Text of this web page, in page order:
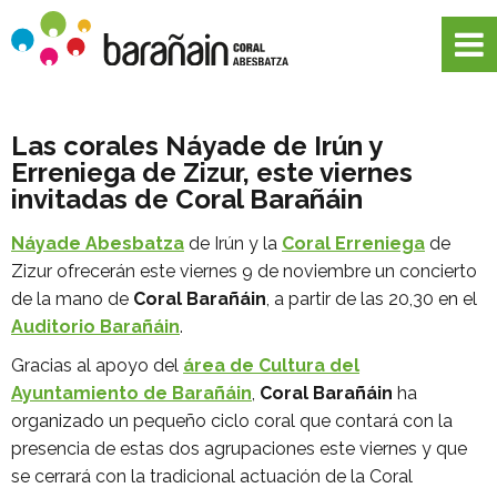
Las corales Náyade de Irún y
Erreniega de Zizur, este viernes
invitadas de Coral Barañáin
Náyade Abesbatza de Irún y la Coral Erreniega de
Zizur ofrecerán este viernes 9 de noviembre un concierto
de la mano de Coral Barañáin, a partir de las 20,30 en el
Auditorio Barañáin.
Gracias al apoyo del área de Cultura del
Ayuntamiento de Barañáin, Coral Barañáin ha
organizado un pequeño ciclo coral que contará con la
presencia de estas dos agrupaciones este viernes y que
se cerrará con la tradicional actuación de la Coral